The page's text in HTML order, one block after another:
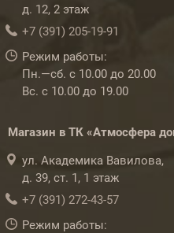
д. 12, 2 этаж
+7 (391) 205-19-91
Режим работы:
Пн.—сб. с 10.00 до 20.00
Вс. с 10.00 до 19.00
Магазин в ТК «Атмосфера
ул. Академика Вавилова,
д. 39, ст. 1, 1 этаж
+7 (391) 272-43-57
Режим работы: